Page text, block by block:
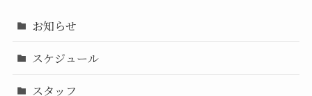
お知らせ
スケジュール
スタッフ